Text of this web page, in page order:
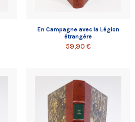
En Campagne avec la Légion
étrangère
59,90 €